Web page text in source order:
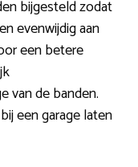
bijgesteld zodat
evenwijdig aan
een betere
van de banden.
een garage laten